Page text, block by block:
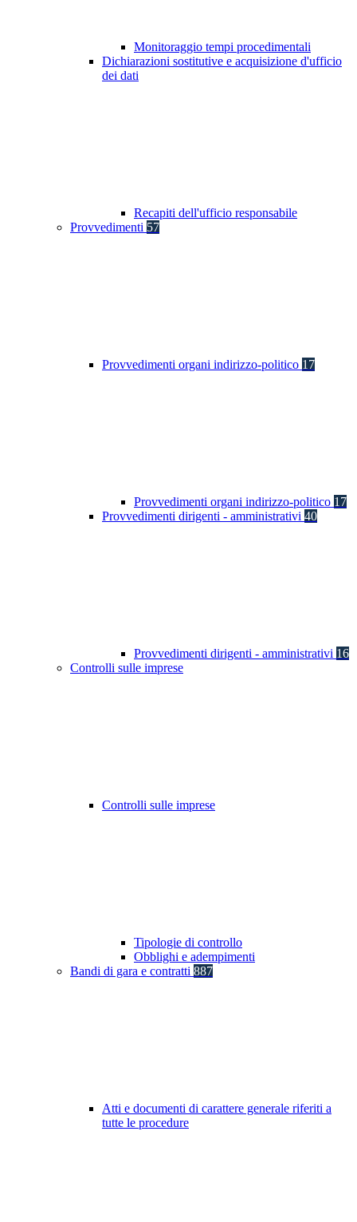
Monitoraggio tempi procedimentali
Dichiarazioni sostitutive e acquisizione d'ufficio
dei dati
Recapiti dell'ufficio responsabile
Provvedimenti 57
Provvedimenti organi indirizzo-politico 17
Provvedimenti organi indirizzo-politico 17
Provvedimenti dirigenti - amministrativi 40
Provvedimenti dirigenti - amministrativi 16
Controlli sulle imprese
Controlli sulle imprese
Tipologie di controllo
Obblighi e adempimenti
Bandi di gara e contratti 887
Atti e documenti di carattere generale riferiti a
tutte le procedure